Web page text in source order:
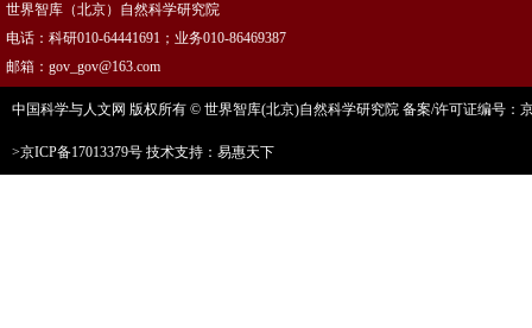
世界智库（北京）自然科学研究院
电话：科研010-64441691；业务010-86469387
邮箱：gov_gov@163.com
中国科学与人文网 版权所有 © 世界智库(北京)自然科学研究院 备案/许可证编号：
>京ICP备17013379号 技术支持：易惠天下